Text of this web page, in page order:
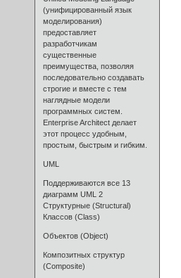
(унифицированный язык
моделирования)
предоставляет
разработчикам
существенные
преимущества, позволяя
последовательно создавать
строгие и вместе с тем
наглядные модели
программных систем.
Enterprise Architect делает
этот процесс удобным,
простым, быстрым и гибким.
UML
Поддерживаются все 13
диаграмм UML 2
Структурные (Structural)
Классов (Class)
Объектов (Object)
Композитных структур
(Composite)